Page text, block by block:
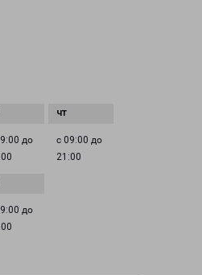
до
с 09:00 до
21:00
до